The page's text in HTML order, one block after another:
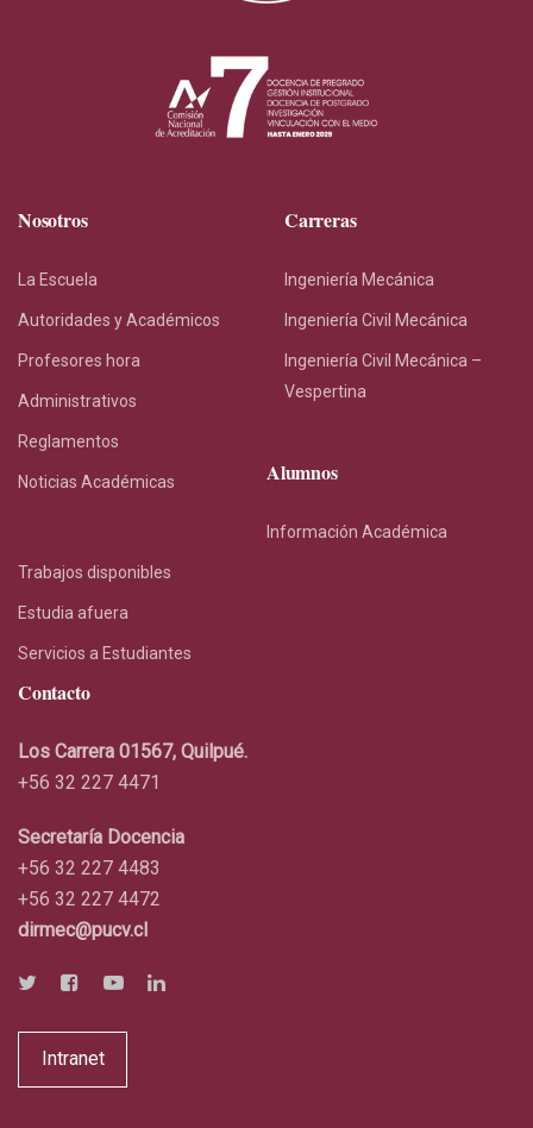
Nosotros
La Escuela
Autoridades y Académicos
Profesores hora
Administrativos
Reglamentos
Noticias Académicas
Carreras
Ingeniería Mecánica
Ingeniería Civil Mecánica
Ingeniería Civil Mecánica –
Vespertina
Alumnos
Información Académica
Trabajos disponibles
Estudia afuera
Servicios a Estudiantes
Contacto
Los Carrera 01567, Quilpué.
+56 32 227 4471
Secretaría Docencia
+56 32 227 4483
+56 32 227 4472
dirmec@pucv.cl
Intranet